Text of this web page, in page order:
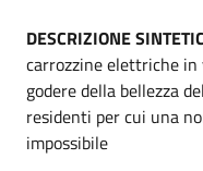
DESCRIZIONE
carrozzine elettriche
godere della bellezza
residenti per cui una
impossibile